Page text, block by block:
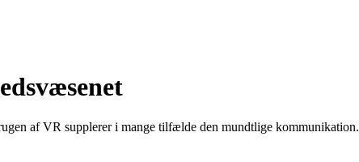
af VR supplerer i mange tilfælde den mundtlige kommunikation.